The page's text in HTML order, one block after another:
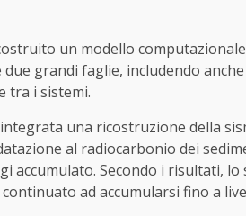
un modello
grandi faglie, includendo
tra i sistemi.
una ricostruzione della
al radiocarbonio dei
accumulato. Secondo i risultati,
ad accumularsi fino a